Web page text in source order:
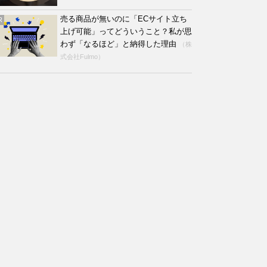
売る商品が無いのに「ECサイト立ち
上げ可能」ってどういうこと？私が思
わず「なるほど」と納得した理由
（株
式会社Fulmo）